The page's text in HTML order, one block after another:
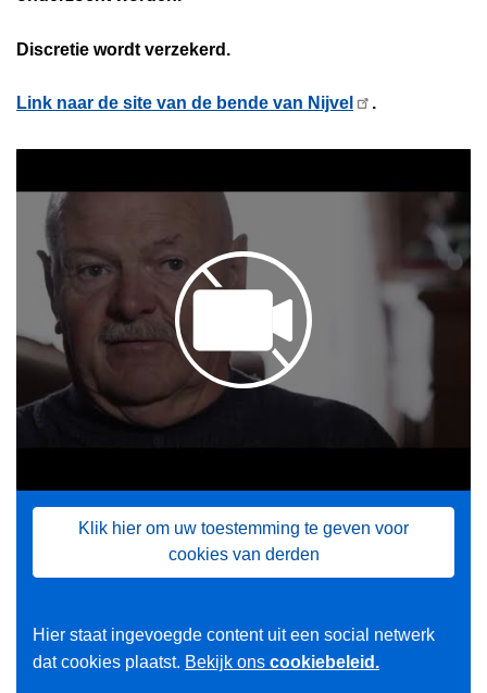
Discretie wordt verzekerd.
Link naar de site van de bende van Nijvel .
Klik hier om uw toestemming te geven voor
cookies van derden
Hier staat ingevoegde content uit een social netwerk
dat cookies plaatst. Bekijk ons cookiebeleid.